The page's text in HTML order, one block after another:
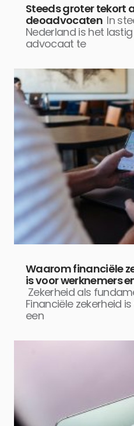
Steeds groter tekort
deoadvocaten In
Nederland is het
advocaat te
Waarom financiële
is voor werknemers
Zekerheid als
Financiële zekerheid
een